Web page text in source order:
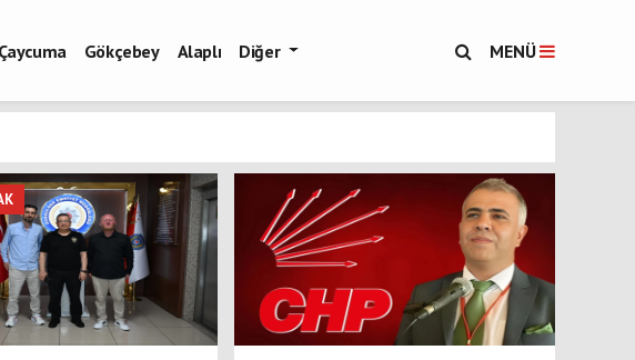
Çaycuma Gökçebey Alaplı Diğer MENÜ